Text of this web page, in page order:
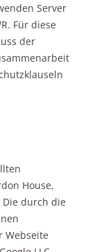
Server
Für diese
der
House,
Die durch die
Webseite